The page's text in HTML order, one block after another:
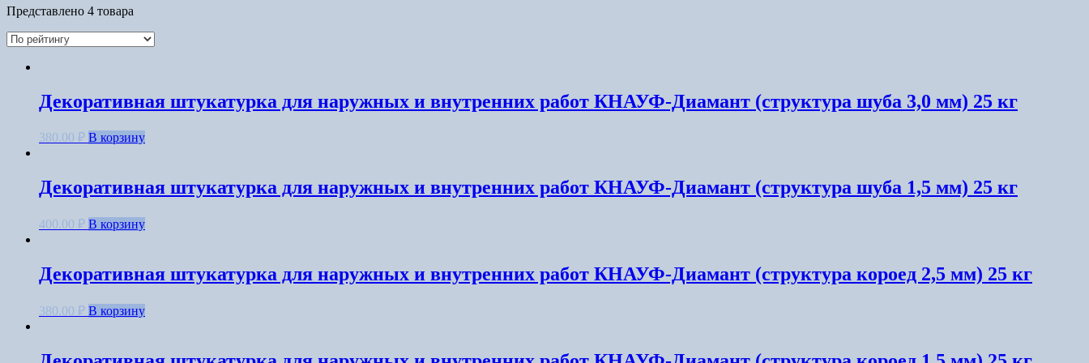
Представлено 4 товара
Декоративная штукатурка для наружных и внутренних работ КНАУФ-Диамант (структура шуба 3,0 мм) 25 кг
380.00 ₽ В корзину
Декоративная штукатурка для наружных и внутренних работ КНАУФ-Диамант (структура шуба 1,5 мм) 25 кг
400.00 ₽ В корзину
Декоративная штукатурка для наружных и внутренних работ КНАУФ-Диамант (структура короед 2,5 мм) 25 кг
380.00 ₽ В корзину